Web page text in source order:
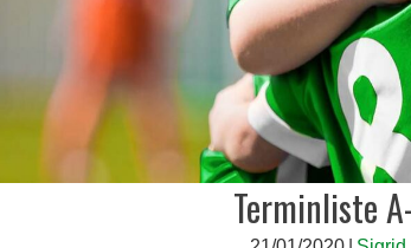
Terminliste